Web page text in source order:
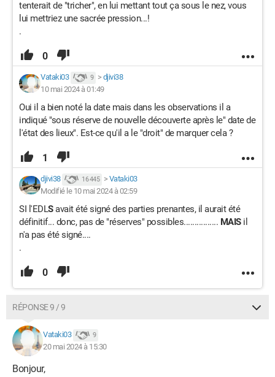
tenterait de "tricher", en lui mettant tout ça sous le nez, vous
lui mettriez une sacrée pression...!
.
0
Vataki03 9 > djivi38
10 mai 2024 à 01:49
Oui il a bien noté la date mais dans les observations il a
indiqué "sous réserve de nouvelle découverte après le" date de
l'état des lieux". Est-ce qu'il a le "droit" de marquer cela ?
1
djivi38 16 445 > Vataki03
Modifié le 10 mai 2024 à 02:59
SI l'EDLSavait été signé des parties prenantes, il aurait été
définitif... donc, pas de "réserves" possibles................ MAISil
n'a pas été signé....
.
0
RÉPONSE 9 / 9
Vataki03 9
20 mai 2024 à 15:30
Bonjour,